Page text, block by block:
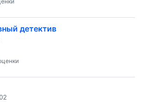
детектив